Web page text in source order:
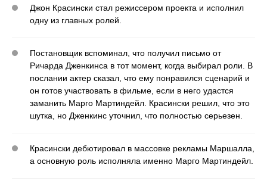
Джон Красински стал режиссером проекта и исполнил
одну из главных ролей.
Постановщик вспоминал, что получил письмо от
Ричарда Дженкинса в тот момент, когда выбирал роли. В
послании актер сказал, что ему понравился сценарий и
он готов участвовать в фильме, если в него удастся
заманить Марго Мартиндейл. Красински решил, что это
шутка, но Дженкинс уточнил, что полностью серьезен.
Красински дебютировал в массовке рекламы Маршалла,
а основную роль исполняла именно Марго Мартиндейл.